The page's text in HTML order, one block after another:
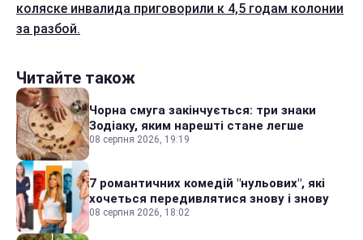
коляске инвалида приговорили к 4,5 годам колонии
за разбой.
Читайте також
Чорна смуга закінчується: три знаки
Зодіаку, яким нарешті стане легше
08 серпня 2026, 19:19
7 романтичних комедій "нульових", які
хочеться передивлятися знову і знову
08 серпня 2026, 18:02